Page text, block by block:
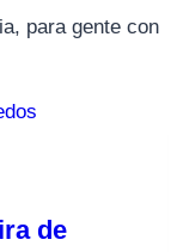
para gente con
de